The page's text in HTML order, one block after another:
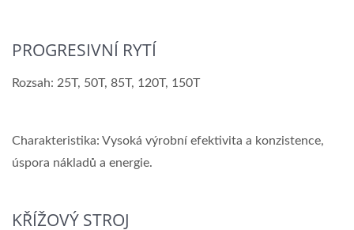
PROGRESIVNÍ RYTÍ
Rozsah: 25T, 50T, 85T, 120T, 150T
Charakteristika: Vysoká výrobní efektivita a konzistence,
úspora nákladů a energie.
KŘÍŽOVÝ STROJ